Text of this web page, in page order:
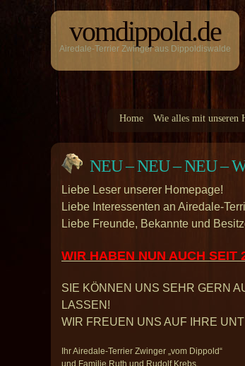
vomdippold.de
Airedale-Terrier Zwinger aus Dippoldiswalde
Home Wie alles mit unseren
NEU – NEU – NEU –
Liebe Leser unserer Homepage!
Liebe Interessenten an Airedale-
Liebe Freunde, Bekannte und
WIR HABEN NUN AUCH SEIT
SIE KÖNNEN UNS SEHR GERN
LASSEN!
WIR FREUEN UNS AUF IHRE
Ihr Airedale-Terrier Zwinger „vom Dippold“
und Familie Ruth und Rudolf Krebs.